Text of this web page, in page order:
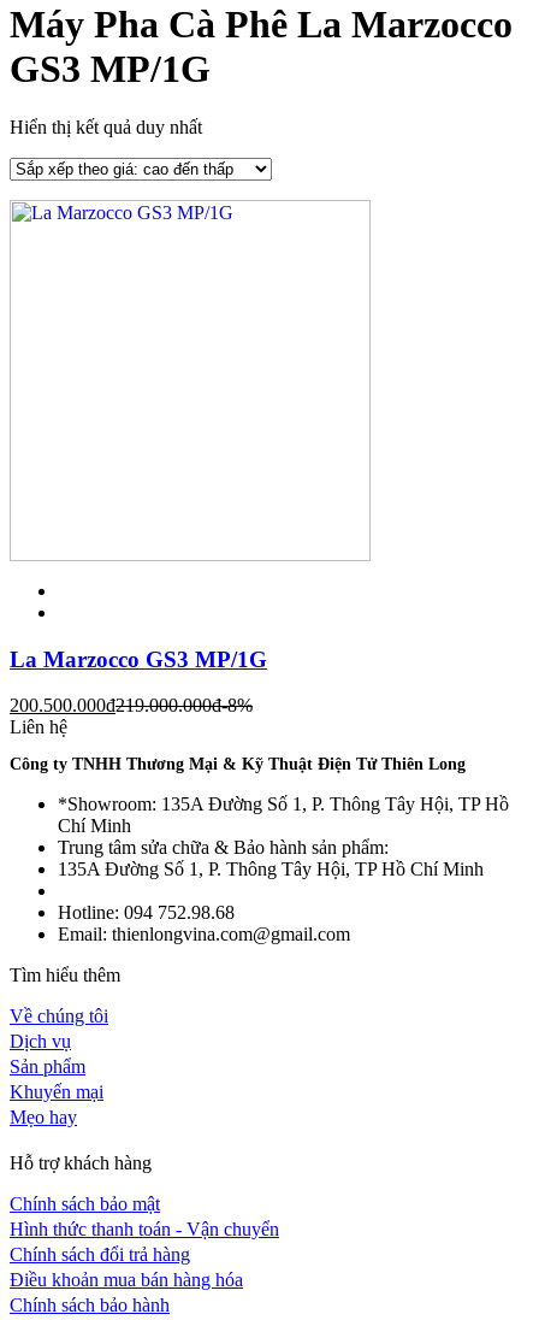
Máy Pha Cà Phê La Marzocco
GS3 MP/1G
Hiển thị kết quả duy nhất
La Marzocco GS3 MP/1G
200.500.000đ219.000.000đ-8%
Liên hệ
Công ty TNHH Thương Mại & Kỹ Thuật Điện Tử Thiên Long
*Showroom: 135A Đường Số 1, P. Thông Tây Hội, TP Hồ
Chí Minh
Trung tâm sửa chữa & Bảo hành sản phẩm:
135A Đường Số 1, P. Thông Tây Hội, TP Hồ Chí Minh
Hotline: 094 752.98.68
Email: thienlongvina.com@gmail.com
Tìm hiểu thêm
Về chúng tôi
Dịch vụ
Sản phẩm
Khuyến mại
Mẹo hay
Hỗ trợ khách hàng
Chính sách bảo mật
Hình thức thanh toán - Vận chuyển
Chính sách đổi trả hàng
Điều khoản mua bán hàng hóa
Chính sách bảo hành